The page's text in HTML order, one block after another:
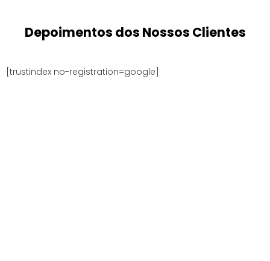
Depoimentos dos Nossos Clientes
[trustindex no-registration=google]